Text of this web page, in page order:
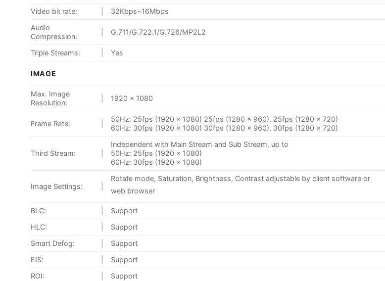
Video bit rate:
32Kbps~16Mbps
Audio
Compression:
G.711/G.722.1/G.726/MP2L2
Triple Streams: Yes
IMAGE
Max. Image
Resolution:
1920 x 1080
Frame Rate:
50Hz: 25fps (1920 × 1080) 25fps (1280 × 960), 25fps (1280 × 720)
60Hz: 30fps (1920 × 1080) 30fps (1280 × 960), 30fps (1280 × 720)
Third Stream:
Independent with Main Stream and Sub Stream, up to
50Hz: 25fps (1920 × 1080)
60Hz: 30fps (1920 × 1080)
Image Settings:
Rotate mode, Saturation, Brightness, Contrast adjustable by client software or
web browser
BLC:
Support
HLC:
Support
Smart Defog:
Support
EIS:
Support
ROI:
Support